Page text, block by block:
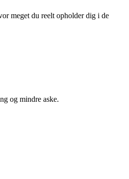
meget du reelt opholder dig i de
og mindre aske.